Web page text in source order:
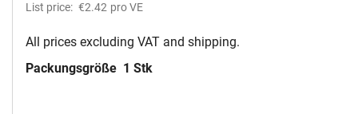
List price: €2.42 pro VE
All prices excluding VAT and shipping.
Packungsgröße 1 Stk